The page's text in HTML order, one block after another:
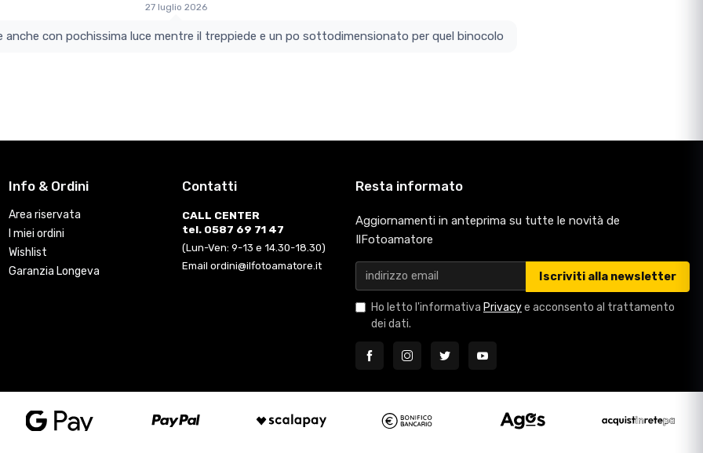
27 luglio 2026
e perfetto si vede anche con pochissima luce mentre il treppiede e un po sottodimensionato per quel binocolo
Info & Ordini
Area riservata
I miei ordini
Wishlist
Garanzia Longeva
Contatti
CALL CENTER
tel. 0587 69 71 47
(Lun-Ven: 9-13 e 14.30-18.30)
Email ordini@ilfotoamatore.it
Resta informato
Aggiornamenti in anteprima su tutte le novità de
IlFotoamatore
Iscriviti alla newsletter
Ho letto l'informativa Privacye acconsento al trattamento
dei dati.